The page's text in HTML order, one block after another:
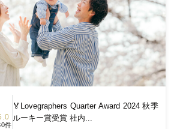
件
🏅Lovegraphers Quarter Award 2024 秋季
ルーキー賞受賞 社内...